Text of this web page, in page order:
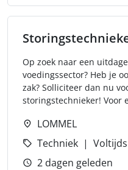
Op zoek naar een
voedingssector? Heb je
zak? Solliciteer dan nu
storingstechnieker! Voor
LOMMEL
Techniek
Voltijds
2 dagen geleden